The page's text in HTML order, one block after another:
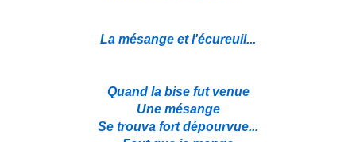
La mésange et l'écureuil...
Quand la bise fut venue
Une mésange
Se trouva fort dépourvue...